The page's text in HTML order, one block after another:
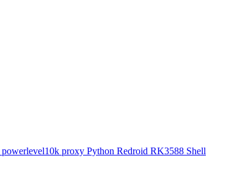
powerlevel10k proxy Python Redroid RK3588 Shell